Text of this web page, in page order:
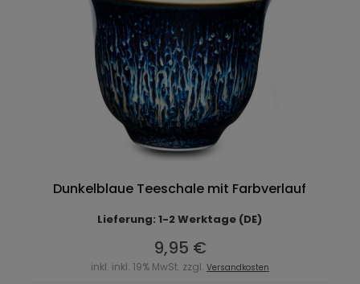
Dunkelblaue Teeschale mit Farbverlauf
Lieferung: 1-2 Werktage (DE)
9,95 €
inkl. inkl. 19% MwSt. zzgl. Versandkosten